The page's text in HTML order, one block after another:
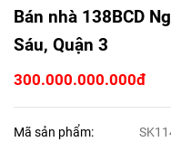
Bán nhà 138BCD
Sáu, Quận 3
300.000.000.000đ
Mã sản phẩm: